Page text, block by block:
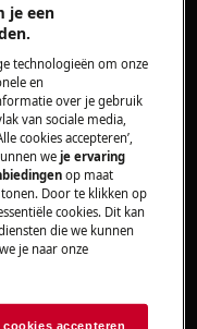
servicedienst
het
adviseren wij
te vragen.
niet meer te
je een
technologieën om onze
en
over je gebruik
van sociale media,
cookies accepteren’,
weje ervaring
op maat
Door te klikken op
cookies. Dit kan
die we kunnen
je naar onze
cookies accepteren